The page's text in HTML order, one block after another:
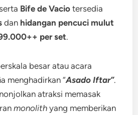
Bife de Vacio tersedia
dan hidangan pencuci mulut
per set.
besar atau acara
menghadirkan “Asado Iftar”.
atraksi memasak
monolith yang memberikan